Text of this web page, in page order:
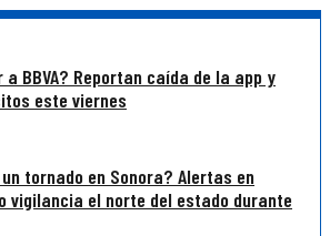
BBVA? Reportan caída de la app y
este viernes
tornado en Sonora? Alertas en
vigilancia el norte del estado durante